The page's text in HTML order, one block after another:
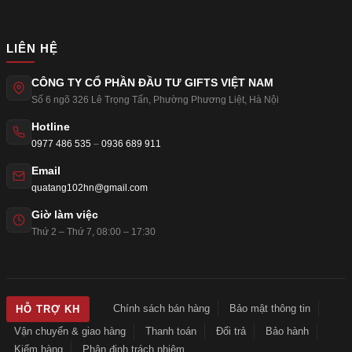
LIÊN HỆ
CÔNG TY CỔ PHẦN ĐẦU TƯ GIFTS VIỆT NAM
Số 6 ngõ 326 Lê Trọng Tấn, Phường Phương Liệt, Hà Nội
Hotline
0977 486 535 – 0936 689 911
Email
quatang102hn@gmail.com
Giờ làm việc
Thứ 2 – Thứ 7, 08:00 – 17:30
HỖ TRỢ KH Chính sách bán hàng
Bảo mật thông tin
Vận chuyển & giao hàng
Thanh toán Đổi trả
Bảo hành
Kiểm hàng
Phân định trách nhiệm